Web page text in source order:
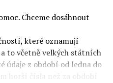
pokračoval
PiS kolem vydávání víz
opozice se nelegálně
Byla na to dokonce
komise, která přišla
Polska bylo
tedy že víza byla
Chceme dosáhnout
které oznamují
to včetně velkých státních
údaje z období od ledna do
horší čísla než za období